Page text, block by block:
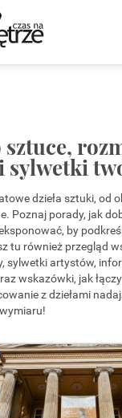
sylwetki
dzieła sztuki, od
Poznaj porady, jak
by
tu również przegląd
sylwetki artystów,
wskazówki, jak
z dziełami